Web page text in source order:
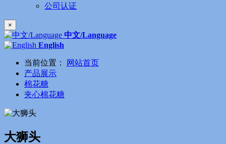
公司认证
×
中文/Language
English
当前位置：
网站首页
产品展示
棉花糖
夹心棉花糖
大狮头